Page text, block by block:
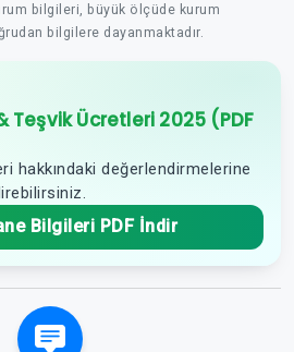
bilgileri, büyük ölçüde kurum
bilgilere dayanmaktadır.
Teşvik Ücretleri 2025 (PDF
hakkındaki değerlendirmelerine
Bilgileri PDF İndir